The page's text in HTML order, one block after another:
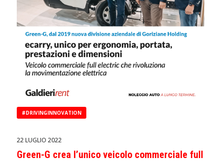
#DRIVINGINNOVATION
22 LUGLIO 2022
Green-G crea l’unico veicolo commerciale full